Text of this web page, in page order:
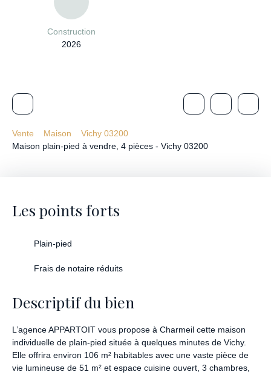
Construction
2026
Vente Maison
Vichy 03200
Maison plain-pied à vendre, 4 pièces - Vichy 03200
Les points forts
Plain-pied
Frais de notaire réduits
Descriptif du bien
L’agence APPARTOIT vous propose à Charmeil cette maison
individuelle de plain-pied située à quelques minutes de Vichy.
Elle offrira environ 106 m² habitables avec une vaste pièce de
vie lumineuse de 51 m² et espace cuisine ouvert, 3 chambres,